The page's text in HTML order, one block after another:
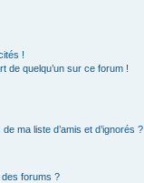
!
de quelqu’un sur ce forum !
ma liste d’amis et d’ignorés ?
forums ?